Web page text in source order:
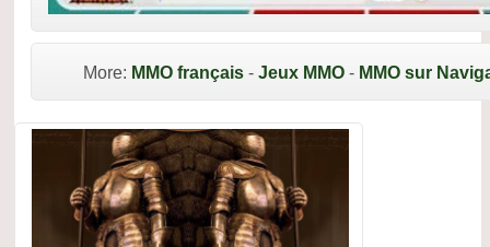
More: MMO français - Jeux MMO - MMO sur